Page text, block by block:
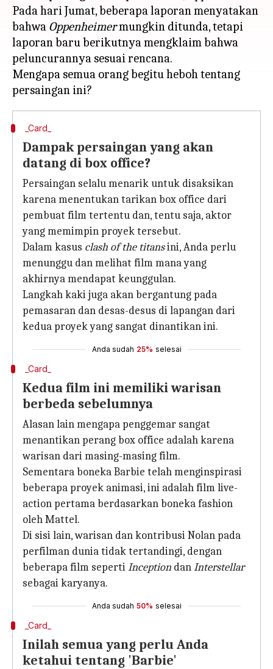
Pada hari Jumat, beberapa laporan menyatakan
bahwa Oppenheimermungkin ditunda, tetapi
laporan baru berikutnya mengklaim bahwa
peluncurannya sesuai rencana.
Mengapa semua orang begitu heboh tentang
_Card_
Dampak persaingan yang akan
datang di box office?
Persaingan selalu menarik untuk disaksikan
karena menentukan tarikan box office dari
pembuat film tertentu dan, tentu saja, aktor
yang memimpin proyek tersebut.
Dalam kasus clash of the titansini, Anda perlu
menunggu dan melihat film mana yang
akhirnya mendapat keunggulan.
Langkah kaki juga akan bergantung pada
pemasaran dan desas-desus di lapangan dari
kedua proyek yang sangat dinantikan ini.
Anda sudah 25% selesai
_Card_
Kedua film ini memiliki warisan
berbeda sebelumnya
Alasan lain mengapa penggemar sangat
menantikan perang box office adalah karena
warisan dari masing-masing film.
Sementara boneka Barbie telah menginspirasi
beberapa proyek animasi, ini adalah film live-
action pertama berdasarkan boneka fashion
oleh Mattel.
Di sisi lain, warisan dan kontribusi Nolan pada
perfilman dunia tidak tertandingi, dengan
beberapa film sepertiInception danInterstellar
sebagai karyanya.
Anda sudah 50% selesai
_Card_
Inilah semua yang perlu Anda
ketahui tentang 'Barbie'